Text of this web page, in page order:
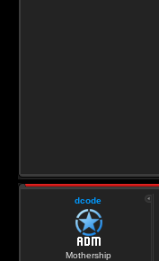
dcode
Mothership